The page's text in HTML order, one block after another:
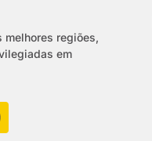
melhores regiões,
em